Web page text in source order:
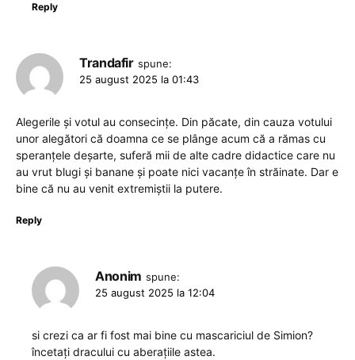
Reply
Trandafir spune:
25 august 2025 la 01:43
Alegerile și votul au consecințe. Din păcate, din cauza votului
unor alegători că doamna ce se plânge acum că a rămas cu
speranțele deșarte, suferă mii de alte cadre didactice care nu
au vrut blugi și banane și poate nici vacanțe în străinate. Dar e
bine că nu au venit extremiștii la putere.
Reply
Anonim spune:
25 august 2025 la 12:04
si crezi ca ar fi fost mai bine cu mascariciul de Simion?
încetați dracului cu aberațiile astea.